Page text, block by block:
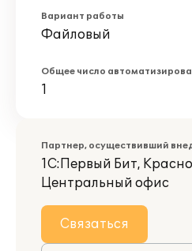
Вариант работы
Файловый
Общее число
1
Партнер, осуществивший
1С:Первый Бит,
Центральный офис
Связаться